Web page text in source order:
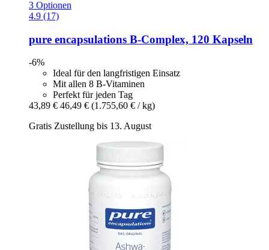
3 Optionen
4.9 (17)
pure encapsulations B-​Complex, 120 Kapseln
-6%
Ideal für den langfristigen Einsatz
Mit allen 8 B-Vitaminen
Perfekt für jeden Tag
43,89 € 46,49 € (1.755,60 € / kg)
Gratis Zustellung bis 13. August